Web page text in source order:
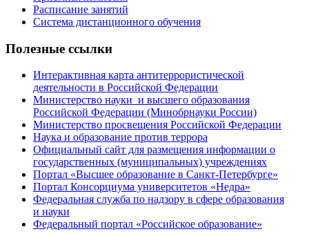
Расписание занятий
Система дистанционного обучения
Полезные ссылки
Интерактивная карта антитеррористической
деятельности в Российской Федерации
Министерство науки и высшего образования
Российской Федерации (Минобрнауки России)
Министерство просвещения Российской Федерации
Наука и образование против террора
Официальный сайт для размещения информации о
государственных (муниципальных) учреждениях
Портал «Высшее образование в Санкт-Петербурге»
Портал Консорциума университетов «Недра»
Федеральная служба по надзору в сфере образования
и науки
Федеральный портал «Российское образование»